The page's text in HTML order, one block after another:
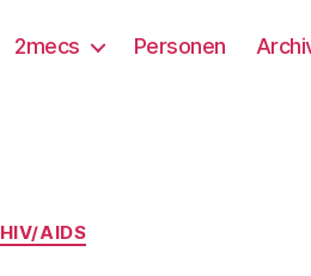
2mecs Personen
Kategorien
HIV/AIDS